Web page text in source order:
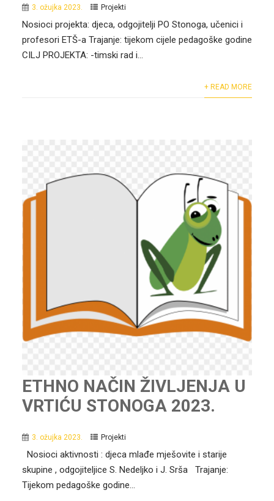
3. ožujka 2023. Projekti
Nosioci projekta: djeca, odgojitelji PO Stonoga, učenici i
profesori ETŠ-a Trajanje: tijekom cijele pedagoške godine
CILJ PROJEKTA: -timski rad i...
+ READ MORE
ETHNO NAČIN ŽIVLJENJA U
VRTIĆU STONOGA 2023.
3. ožujka 2023. Projekti
Nosioci aktivnosti : djeca mlađe mješovite i starije
skupine , odgojiteljice S. Nedeljko i J. Srša Trajanje:
Tijekom pedagoške godine...